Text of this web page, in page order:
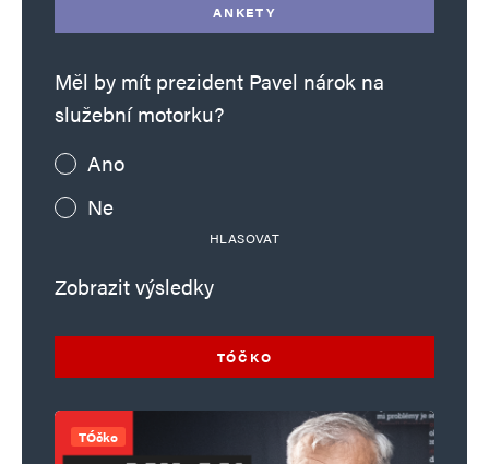
ANKETY
Měl by mít prezident Pavel nárok na
služební motorku?
Ano
Ne
HLASOVAT
Zobrazit výsledky
TÓČKO
TÓčko